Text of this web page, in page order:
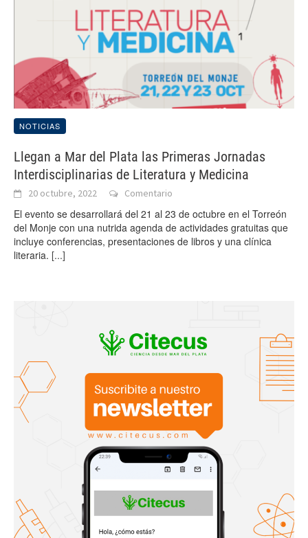
NOTICIAS
Llegan a Mar del Plata las Primeras Jornadas
Interdisciplinarias de Literatura y Medicina
20 octubre, 2022 Comentario
El evento se desarrollará del 21 al 23 de octubre en el Torreón
del Monje con una nutrida agenda de actividades gratuitas que
incluye conferencias, presentaciones de libros y una clínica
literaria. [...]